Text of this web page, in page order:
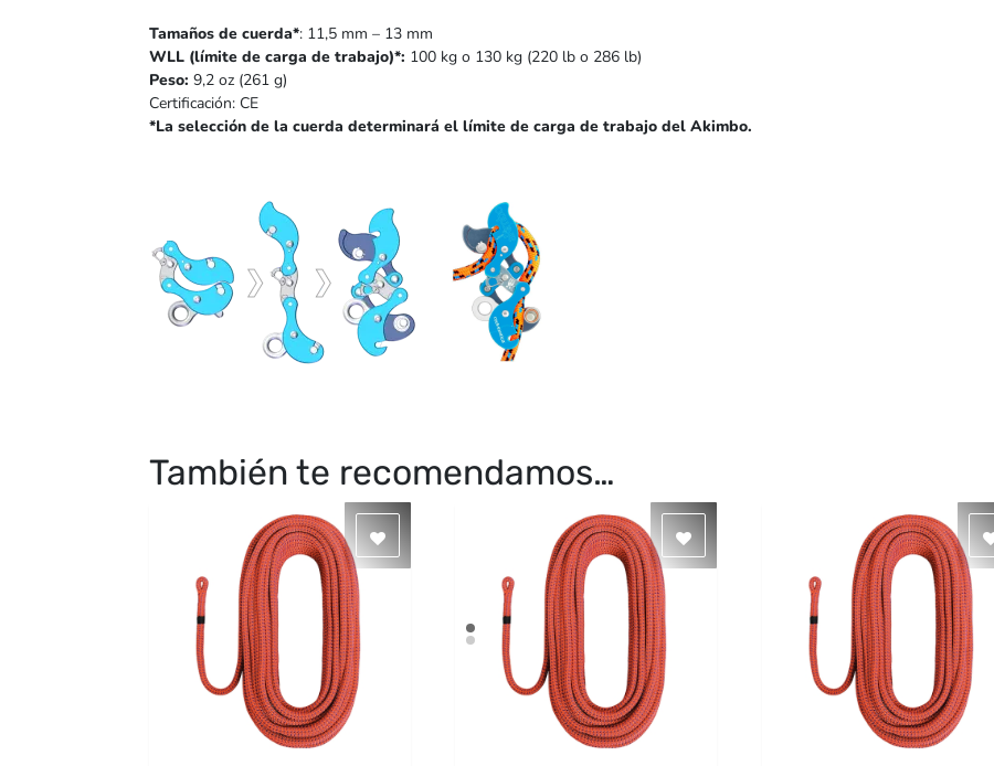
Tamaños de cuerda*: 11,5 mm – 13 mm
WLL (límite de carga de trabajo)*: 100 kg o 130 kg (220 lb o 286 lb)
Peso: 9,2 oz (261 g)
Certificación: CE
*La selección de la cuerda determinará el límite de carga de trabajo del Akimbo.
También te recomendamos…